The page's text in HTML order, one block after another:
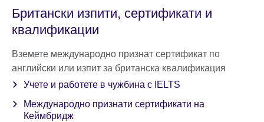
Британски изпити, сертификати и
квалификации
Вземете международно признат сертификат по
английски или изпит за британска квалификация
Учете и работете в чужбина с IELTS
Международно признати сертификати на
Кеймбридж